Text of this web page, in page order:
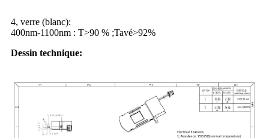
4, verre (blanc):
400nm-1100nm : T>90 % ;Tavé>92%
Dessin technique: